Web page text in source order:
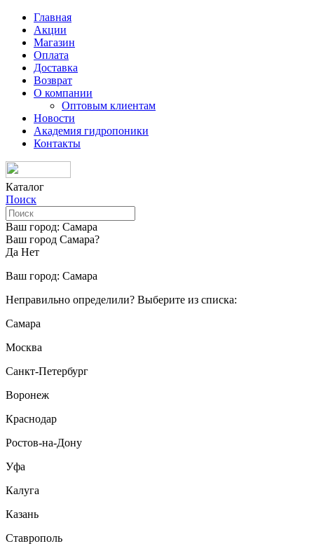
Главная
Акции
Магазин
Оплата
Доставка
Возврат
О компании
Оптовым клиентам
Новости
Академия гидропоники
Контакты
Каталог
Поиск
Ваш город: Самара
Ваш город Самара?
Да Нет
Ваш город: Самара
Неправильно определили? Выберите из списка:
Самара
Москва
Санкт-Петербург
Воронеж
Краснодар
Ростов-на-Дону
Уфа
Калуга
Казань
Ставрополь